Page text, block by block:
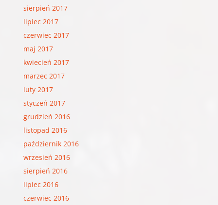
sierpień 2017
lipiec 2017
czerwiec 2017
maj 2017
kwiecień 2017
marzec 2017
luty 2017
styczeń 2017
grudzień 2016
listopad 2016
październik 2016
wrzesień 2016
sierpień 2016
lipiec 2016
czerwiec 2016